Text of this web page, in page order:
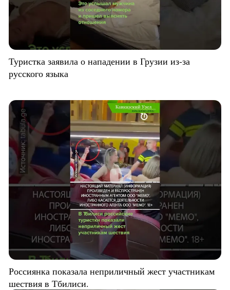
Туристка заявила о нападении в Грузии из-за
русского языка
Россиянка показала неприличный жест участникам
шествия в Тбилиси.